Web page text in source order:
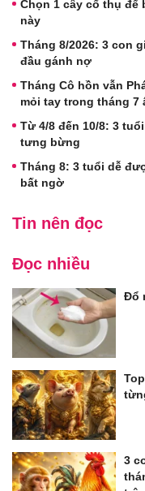
Chọn 1 cây cổ thụ để
này
Tháng 8/2026: 3 con
đầu gánh nợ
Tháng Cô hồn vẫn
mỏi tay trong tháng 7
Từ 4/8 đến 10/8: 3
tưng bừng
Tháng 8: 3 tuổi dễ
bất ngờ
Tin nên đọc
Đọc nhiều
Đổ
3